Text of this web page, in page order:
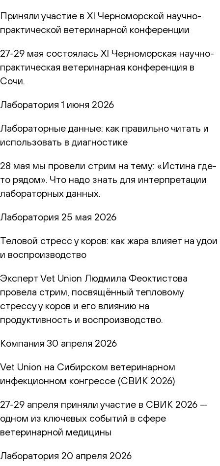
Приняли участие в XI Черноморской научно-
практической ветеринарной конференции
27-29 мая состоялась XI Черноморская научно-
практическая ветеринарная конференция в
Сочи.
Лаборатория 1 июня 2026
Лабораторные данные: как правильно читать и
использовать в диагностике
28 мая мы провели стрим на тему: «Истина где-
то рядом». Что надо знать для интерпретации
лабораторных данных.
Лаборатория 25 мая 2026
Теловой стресс у коров: как жара влияет на удои
и воспроизводство
Эксперт Vet Union Людмила Феоктистова
провела стрим, посвящённый тепловому
стрессу у коров и его влиянию на
продуктивность и воспроизводство.
Компания 30 апреля 2026
Vet Union на Сибирском ветеринарном
инфекционном конгрессе (СВИК 2026)
27-29 апреля приняли участие в СВИК 2026 —
одном из ключевых событий в сфере
ветеринарной медицины
Лаборатория 20 апреля 2026